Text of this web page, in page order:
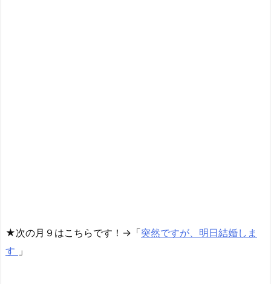
★次の月９はこちらです！→「突然ですが、明日結婚しま
す 」